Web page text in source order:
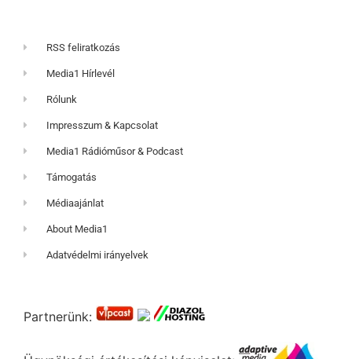
RSS feliratkozás
Media1 Hírlevél
Rólunk
Impresszum & Kapcsolat
Media1 Rádióműsor & Podcast
Támogatás
Médiaajánlat
About Media1
Adatvédelmi irányelvek
Partnerünk: